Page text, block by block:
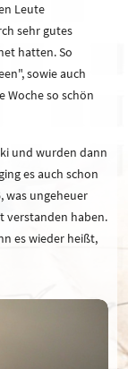
Leute
sehr gutes
hatten. So
sowie auch
Woche so schön
und wurden dann
es auch schon
was ungeheuer
verstanden haben.
es wieder heißt,